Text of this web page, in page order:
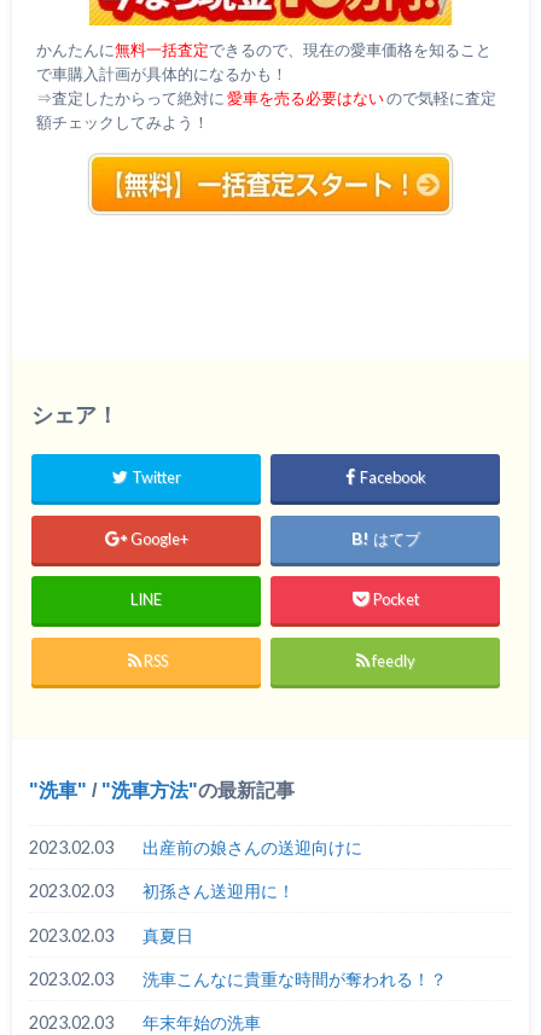
かんたんに無料一括査定できるので、現在の愛車価格を知ること
で車購入計画が具体的になるかも！
⇒査定したからって絶対に 愛車を売る必要はないので気軽に査定
額チェックしてみよう！
シェア！
Twitter Facebook
Google+ はてブ
LINE Pocket
RSS feedly
洗車 / 洗車方法 の最新記事
2023.02.03 出産前の娘さんの送迎向けに
2023.02.03 初孫さん送迎用に！
2023.02.03 真夏日
2023.02.03 洗車こんなに貴重な時間が奪われる！？
2023.02.03 年末年始の洗車